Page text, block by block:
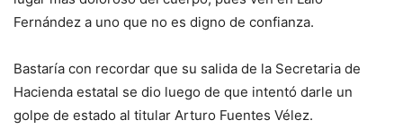
Fernández a uno que no es digno de confianza.
Bastaría con recordar que su salida de la Secretaria de
Hacienda estatal se dio luego de que intentó darle un
golpe de estado al titular Arturo Fuentes Vélez.